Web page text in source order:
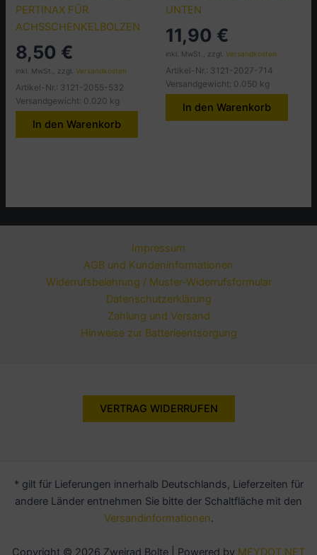
PERTINAX FÜR
ACHSSCHENKELBOLZEN
8,50 €
inkl. MwSt., zzgl.Versandkosten
Artikel-Nr.: 3121-2055-532
Versandgewicht: 0.020 kg
In den Warenkorb
UNTEN
11,90 €
inkl. MwSt., zzgl. Versandkosten
Artikel-Nr.: 3121-2027-714
Versandgewicht: 0.050 kg
In den Warenkorb
Impressum
AGB und Kundeninformationen
Widerrufsbelehrung / Muster-Widerrufsformular
Datenschutzerklärung
Zahlung und Versand
Hinweise zur Batterieentsorgung
VERTRAG WIDERRUFEN
* gilt für Lieferungen innerhalb Deutschlands, Lieferzeiten für
andere Länder entnehmen Sie bitte der Schaltfläche mit den
Versandinformationen.
Copyright © 2026 Zweirad Bolte | Powered by MEYDOT.NET